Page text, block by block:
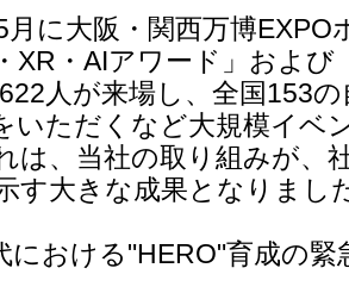
に大阪・関西万博EXPO
XR・AIアワード」およ
人が来場し、全国153
いただくなど大規模イベ
は、当社の取り組みが、
す大きな成果となりまし
における"HERO"育成の緊